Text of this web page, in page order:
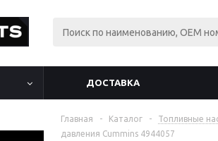
ДОСТАВКА
Главная - Каталог - Топливные
давления Cummins 4944057